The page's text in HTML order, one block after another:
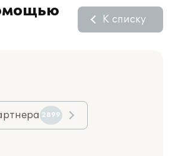
К списку
2899